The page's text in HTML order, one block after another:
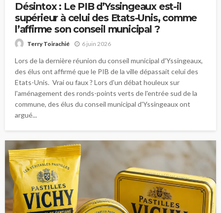
Désintox : Le PIB d’Yssingeaux est-il
supérieur à celui des Etats-Unis, comme
l’affirme son conseil municipal ?
Terry Toirachié 6 juin 2026
Lors de la dernière réunion du conseil municipal d'Yssingeaux,
des élus ont affirmé que le PIB de la ville dépassait celui des
Etats-Unis. Vrai ou faux ? Lors d'un débat houleux sur
l'aménagement des ronds-points verts de l'entrée sud de la
commune, des élus du conseil municipal d'Yssingeaux ont
argué...